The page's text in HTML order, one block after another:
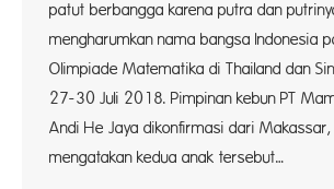
patut berbangga karena putra dan
mengharumkan nama bangsa Indonesia
Olimpiade Matematika di Thailand dan
27-30 Juli 2018. Pimpinan kebun PT
Andi He Jaya dikonfirmasi dari
mengatakan kedua anak tersebut…